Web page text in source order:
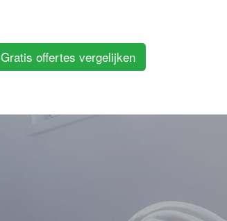
Gratis offertes vergelijken